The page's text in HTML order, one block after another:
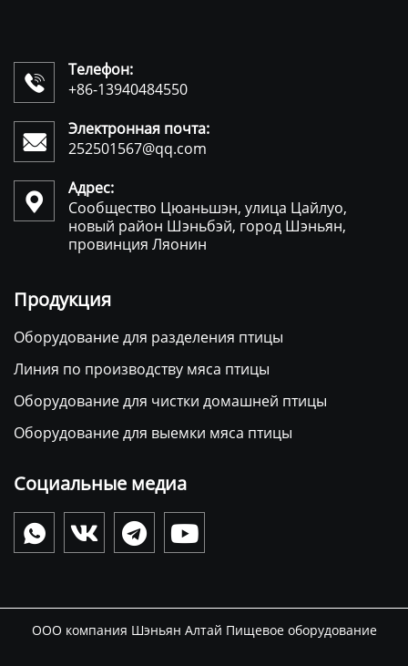

Телефон:
+86-13940484550

Электронная почта:
252501567@qq.com

Адрес:
Сообщество Цюаньшэн, улица Цайлуо,
новый район Шэньбэй, город Шэньян,
провинция Ляонин
Продукция
Оборудование для разделения птицы
Линия по производству мяса птицы
Оборудование для чистки домашней птицы
Оборудование для выемки мяса птицы
Социальные медиа
   
ООО компания Шэньян Алтай Пищевое оборудование